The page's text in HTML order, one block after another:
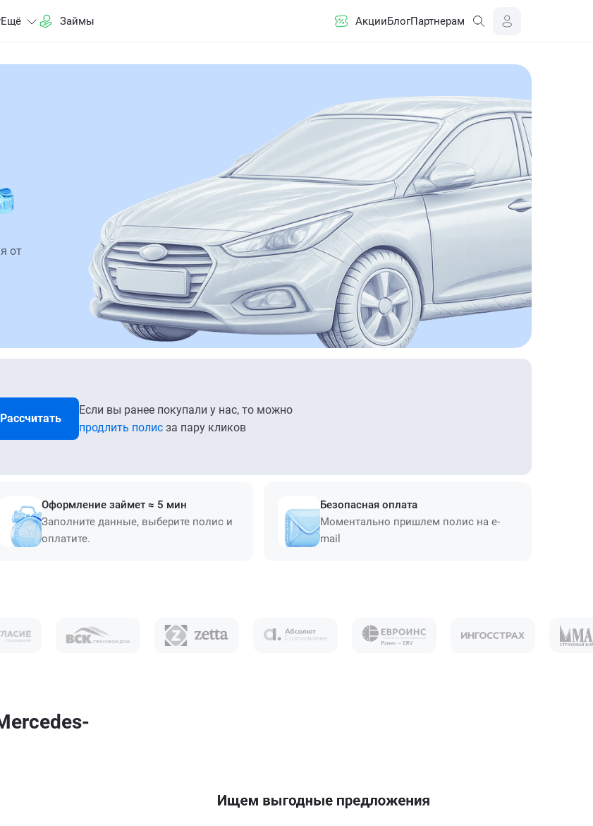
Ещё Займы АкцииБлогПартнерам
от
Рассчитать
Если вы ранее покупали у нас, то можно
продлить полис за пару кликов
Оформление займет ≈ 5 мин
Заполните данные, выберите полис и
оплатите.
Безопасная оплата
Моментально пришлем полис на e-
mail